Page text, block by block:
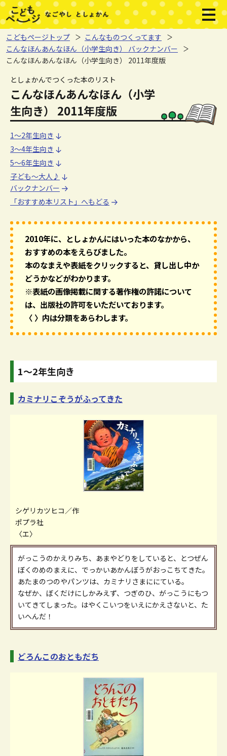
ページの先頭です。
本文へジャンプする。
メニ
こどもページトップ
こんなものつくってます
こんなほんあんなほん（小学生向き） バックナンバー
こんなほんあんなほん（小学生向き） 2011年度版
ここから本文です。
としょかんでつくった本のリスト
こんなほんあんなほん（小学
生向き） 2011年度版
1～2年生向き
1～2年生向き
3～4年生向き
3～4年生向き
5～6年生向き
5～6年生向き
子ども～大人♪
子ども～大人♪
バックナンバー
「おすすめ本リスト」へもどる
2010年に、としょかんにはいった本のなかから、
おすすめの本をえらびました。
本のなまえや表紙をクリックすると、貸し出し中か
どうかなどがわかります。
※表紙の画像掲載に関する著作権の許諾について
は、出版社の許可をいただいております。
〈 〉内は分類をあらわします。
1～2年生向き
カミナリこぞうがふってきた
シゲリカツヒコ／作
ポプラ社
〈エ〉
がっこうのかえりみち、あまやどりをしていると、とつぜん
ぼくのめのまえに、でっかいあかんぼうがおっこちてきた。
あたまのつのやパンツは、カミナリさまににている。
なぜか、ぼくだけにしかみえず、つぎのひ、がっこうにもつ
いてきてしまった。はやくこいつをいえにかえさないと、た
いへんだ！
どろんこのおともだち